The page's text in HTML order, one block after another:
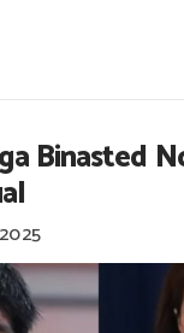
Binasted